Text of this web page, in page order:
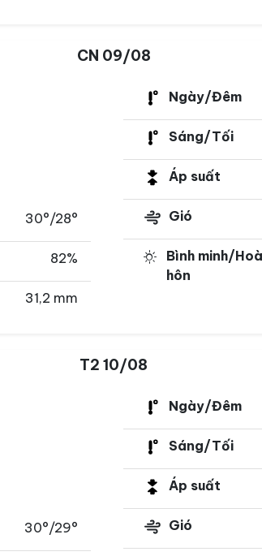
CN 09/08
30°/28°
82%
31,2 mm
Ngày/Đêm
Sáng/Tối
Áp suất
Gió
Bình minh/
hôn
T2 10/08
30°/29°
Ngày/Đêm
Sáng/Tối
Áp suất
Gió